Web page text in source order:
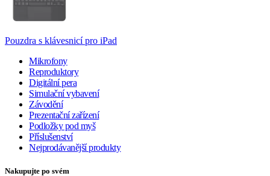
Pouzdra s klávesnicí pro iPad
Mikrofony
Reproduktory
Digitální pera
Simulační vybavení
Závodění
Prezentační zařízení
Podložky pod myš
Příslušenství
Nejprodávanější produkty
Nakupujte po svém